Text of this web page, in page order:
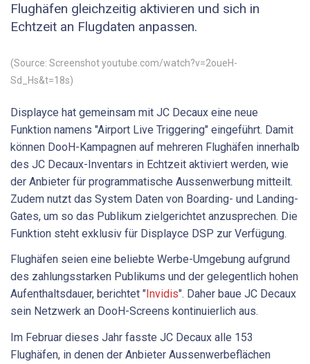
Flughäfen gleichzeitig aktivieren und sich in
Echtzeit an Flugdaten anpassen.
(Source: Screenshot youtube.com/watch?v=2oueH-
Sd_Hs&t=18s)
Displayce hat gemeinsam mit JC Decaux eine neue
Funktion namens "Airport Live Triggering" eingeführt. Damit
können DooH-Kampagnen auf mehreren Flughäfen innerhalb
des JC Decaux-Inventars in Echtzeit aktiviert werden, wie
der Anbieter für programmatische Aussenwerbung mitteilt.
Zudem nutzt das System Daten von Boarding- und Landing-
Gates, um so das Publikum zielgerichtet anzusprechen. Die
Funktion steht exklusiv für Displayce DSP zur Verfügung.
Flughäfen seien eine beliebte Werbe-Umgebung aufgrund
des zahlungsstarken Publikums und der gelegentlich hohen
Aufenthaltsdauer, berichtet "Invidis". Daher baue JC Decaux
sein Netzwerk an DooH-Screens kontinuierlich aus.
Im Februar dieses Jahr fasste JC Decaux alle 153
Flughäfen, in denen der Anbieter Aussenwerbeflächen